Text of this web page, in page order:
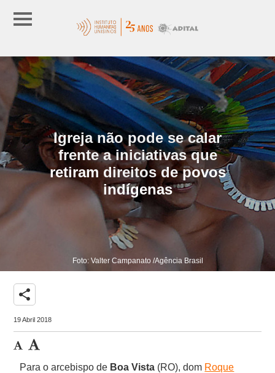
Igreja não pode se calar
frente a iniciativas que
retiram direitos de povos
indígenas
Foto: Valter Campanato /Agência Brasil
share
19 Abril 2018
Para o arcebispo de Boa Vista (RO), dom Roque